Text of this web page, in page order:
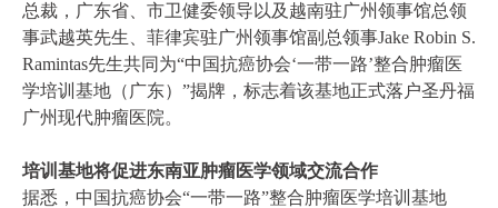
总裁，广东省、市卫健委领导以及越南驻广州领事馆总领
事武越英先生、菲律宾驻广州领事馆副总领事Jake Robin S.
Ramintas先生共同为“中国抗癌协会‘一带一路’整合肿瘤医
学培训基地（广东）”揭牌，标志着该基地正式落户圣丹福
广州现代肿瘤医院。
培训基地将促进东南亚肿瘤医学领域交流合作
据悉，中国抗癌协会“一带一路”整合肿瘤医学培训基地